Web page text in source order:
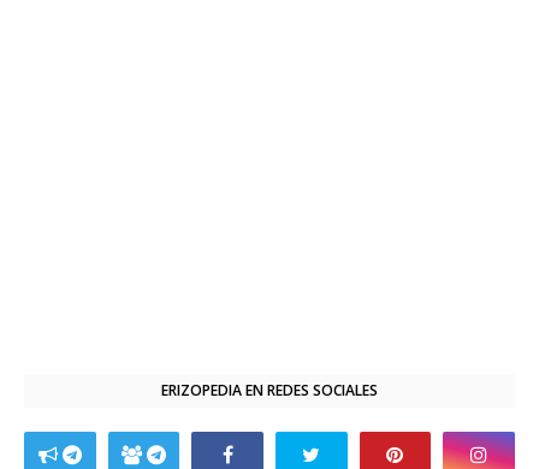
ERIZOPEDIA EN REDES SOCIALES